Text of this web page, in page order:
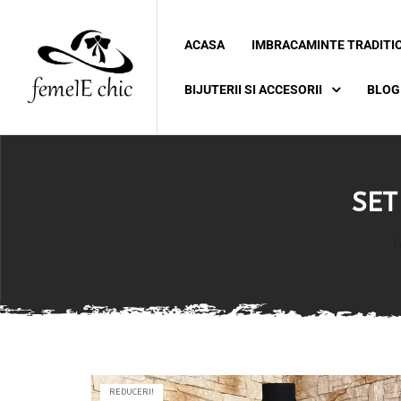
ACASA IMBRACAMINTE
BIJUTERII SI ACCESORII BLOG
REDUCERI!